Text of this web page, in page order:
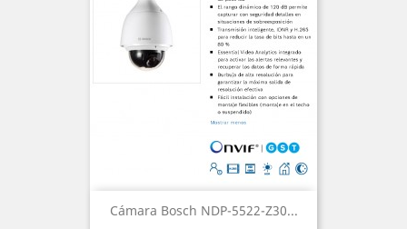
Cámara Bosch NDP-5522-Z30...